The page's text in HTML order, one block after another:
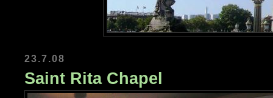
23.7.08
Saint Rita Chapel